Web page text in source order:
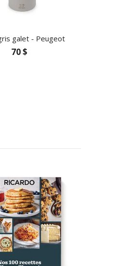
galet - Peugeot
70 $